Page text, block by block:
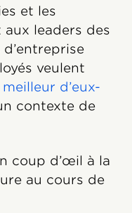
et les
leaders des
veulent
meilleur d’eux-
contexte de
coup d’œil à la
au cours de